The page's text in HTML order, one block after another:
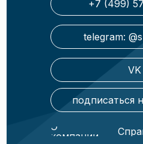
+7 (499)
telegram:
VK
подписаться
О
компании